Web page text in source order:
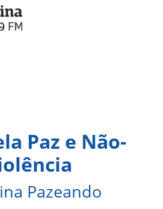
Paz e Não-
Pazeando